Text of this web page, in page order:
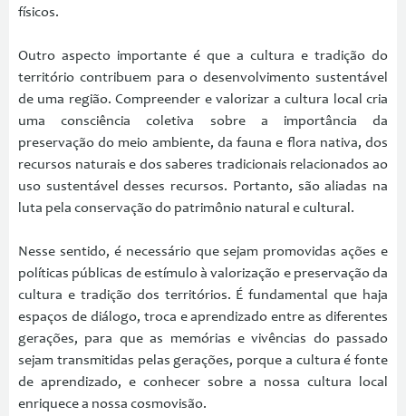
físicos.
Outro aspecto importante é que a cultura e tradição do
território contribuem para o desenvolvimento sustentável
de uma região. Compreender e valorizar a cultura local cria
uma consciência coletiva sobre a importância da
preservação do meio ambiente, da fauna e flora nativa, dos
recursos naturais e dos saberes tradicionais relacionados ao
uso sustentável desses recursos. Portanto, são aliadas na
luta pela conservação do patrimônio natural e cultural.
Nesse sentido, é necessário que sejam promovidas ações e
políticas públicas de estímulo à valorização e preservação da
cultura e tradição dos territórios. É fundamental que haja
espaços de diálogo, troca e aprendizado entre as diferentes
gerações, para que as memórias e vivências do passado
sejam transmitidas pelas gerações, porque a cultura é fonte
de aprendizado, e conhecer sobre a nossa cultura local
enriquece a nossa cosmovisão.